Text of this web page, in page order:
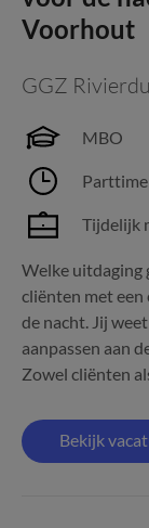
Voorhout
GGZ
MBO
Parttime
Tijdelijk
Welke uitdaging
cliënten met
de nacht. Jij
aanpassen aan
Zowel cliënten
Bekijk